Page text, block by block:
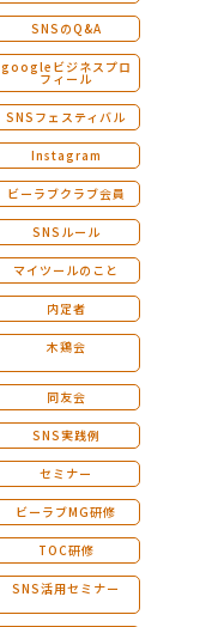
SNSのQ&A
googleビジネスプロ
フィール
SNSフェスティバル
Instagram
ビーラブクラブ会員
SNSルール
マイツールのこと
内定者
木鶏会
同友会
SNS実践例
セミナー
ビーラブMG研修
TOC研修
SNS活用セミナー